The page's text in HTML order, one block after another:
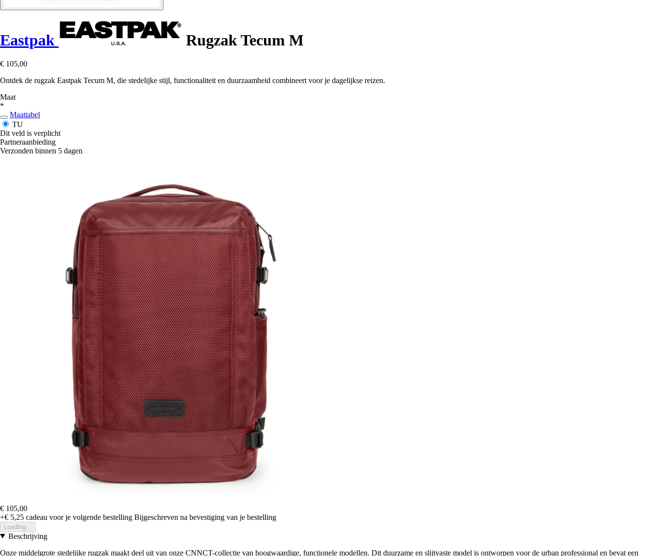
Eastpak Rugzak Tecum M
€ 105,00
Ontdek de rugzak Eastpak Tecum M, die stedelijke stijl, functionaliteit en duurzaamheid combineert voor je dagelijkse reizen.
Maat
*
Maattabel
TU
Dit veld is verplicht
Partneraanbieding
Verzonden binnen 5 dagen
€ 105,00
+€ 5,25 cadeau voor je volgende bestelling Bijgeschreven na bevestiging van je bestelling
Loading...
Beschrijving
Onze middelgrote stedelijke rugzak maakt deel uit van onze CNNCT-collectie van hoogwaardige, functionele modellen. Dit duurzame en slijtvaste model is ontworpen voor de urban professional en bevat een